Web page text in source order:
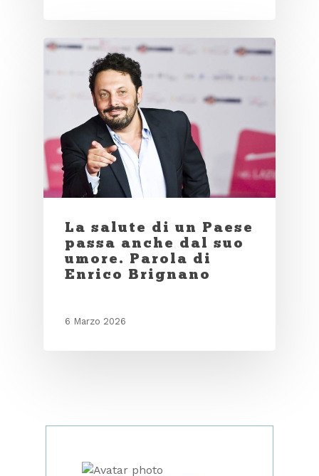
La salute di un Paese
passa anche dal suo
umore. Parola di
Enrico Brignano
6 Marzo 2026